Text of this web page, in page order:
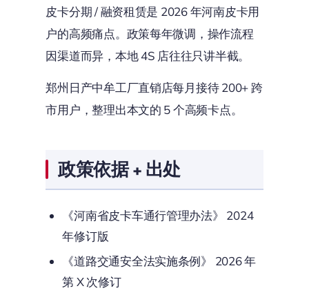
皮卡分期 / 融资租赁是 2026 年河南皮卡用
户的高频痛点。政策每年微调，操作流程
因渠道而异，本地 4S 店往往只讲半截。
郑州日产中牟工厂直销店每月接待 200+ 跨
市用户，整理出本文的 5 个高频卡点。
政策依据 + 出处
《河南省皮卡车通行管理办法》 2024
年修订版
《道路交通安全法实施条例》 2026 年
第 X 次修订